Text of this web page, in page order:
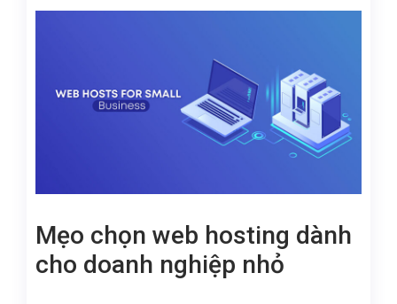
Mẹo chọn web hosting dành
cho doanh nghiệp nhỏ